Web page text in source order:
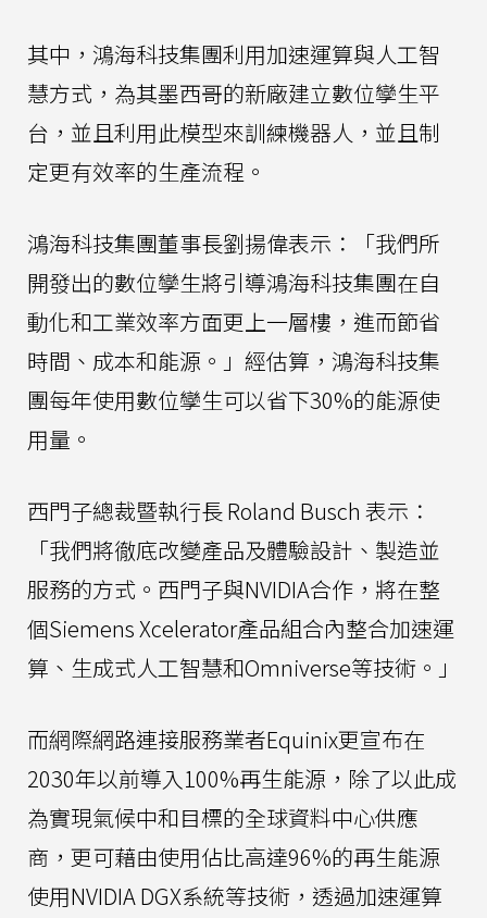
其中，鴻海科技集團利用加速運算與人工智
慧方式，為其墨西哥的新廠建立數位孿生平
台，並且利用此模型來訓練機器人，並且制
定更有效率的生產流程。
鴻海科技集團董事長劉揚偉表示：「我們所
開發出的數位孿生將引導鴻海科技集團在自
動化和工業效率方面更上一層樓，進而節省
時間、成本和能源。」經估算，鴻海科技集
團每年使用數位孿生可以省下30%的能源使
用量。
西門子總裁暨執行長 Roland Busch 表示：
「我們將徹底改變產品及體驗設計、製造並
服務的方式。西門子與NVIDIA合作，將在整
個Siemens Xcelerator產品組合內整合加速運
算、生成式人工智慧和Omniverse等技術。」
而網際網路連接服務業者Equinix更宣布在
2030年以前導入100%再生能源，除了以此成
為實現氣候中和目標的全球資料中心供應
商，更可藉由使用佔比高達96%的再生能源
使用NVIDIA DGX系統等技術，透過加速運算